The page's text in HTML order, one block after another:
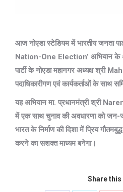
आज नोएडा स्टेडियम में भारतीय जनता
Nation-One Election’ अभियान के
पार्टी के नोएडा महानगर अध्यक्ष श्री
पदाधिकारीगण एवं कार्यकर्ताओं के साथ
यह अभियान मा. प्रधानमंत्री श्री
में एक साथ चुनाव की अवधारणा को
भारत के निर्माण की दिशा में प्रिय
करने का सशक्त माध्यम बनेगा।
Share